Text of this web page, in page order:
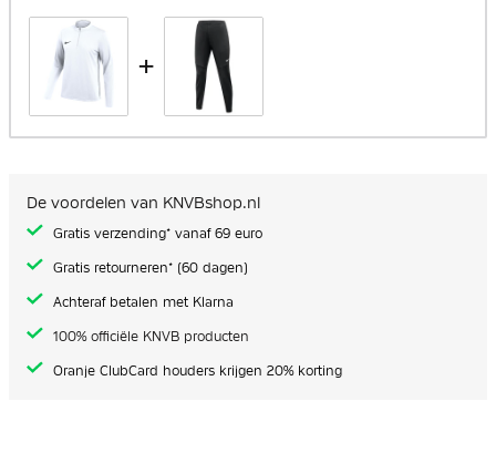
+
De voordelen van KNVBshop.nl
Gratis verzending* vanaf 69 euro
Gratis retourneren* (60 dagen)
Achteraf betalen met Klarna
100% officiële KNVB producten
Oranje ClubCard houders krijgen 20% korting